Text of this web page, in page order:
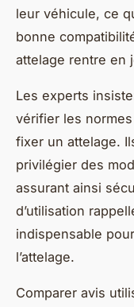
leur véhicule, ce
bonne
attelage rentre en
Les experts
vérifier les
fixer un attelage.
privilégier des
assurant ainsi
d’utilisation
indispensable
l’attelage.
Comparer avis